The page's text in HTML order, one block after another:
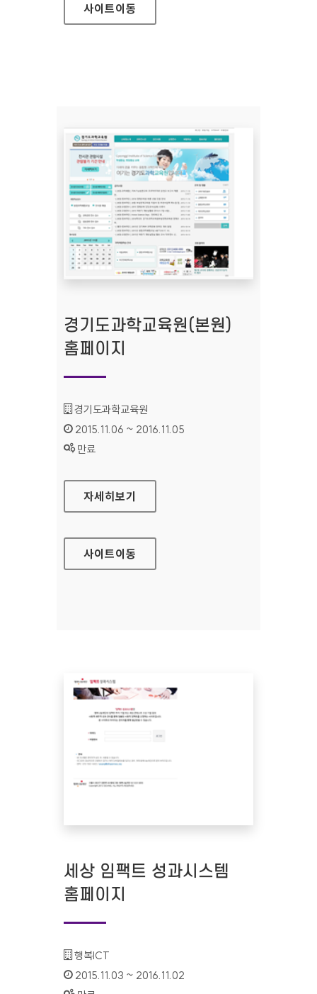
사이트이동
경기도과학교육원(본원)
홈페이지
기관명 :
경기도과학교육원
인증기간 :
2015.11.06 ~ 2016.11.05
상태 :
만료
경기도과학교육원(본원) 홈페이지
자세히보기
사이트이동
세상 임팩트 성과시스템
홈페이지
기관명 :
행복ICT
인증기간 :
2015.11.03 ~ 2016.11.02